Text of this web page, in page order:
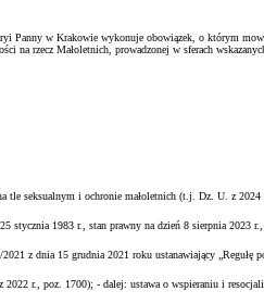
Panny w Krakowie wykonuje obowiązek, o którym
na rzecz Małoletnich, prowadzonej w sferach
seksualnym i ochronie małoletnich (t.j. Dz. U. z 2024
1983 r., stan prawny na dzień 8 sierpnia 2023
dnia 15 grudnia 2021 roku ustanawiający „Regułę
r., poz. 1700); - dalej: ustawa o wspieraniu i